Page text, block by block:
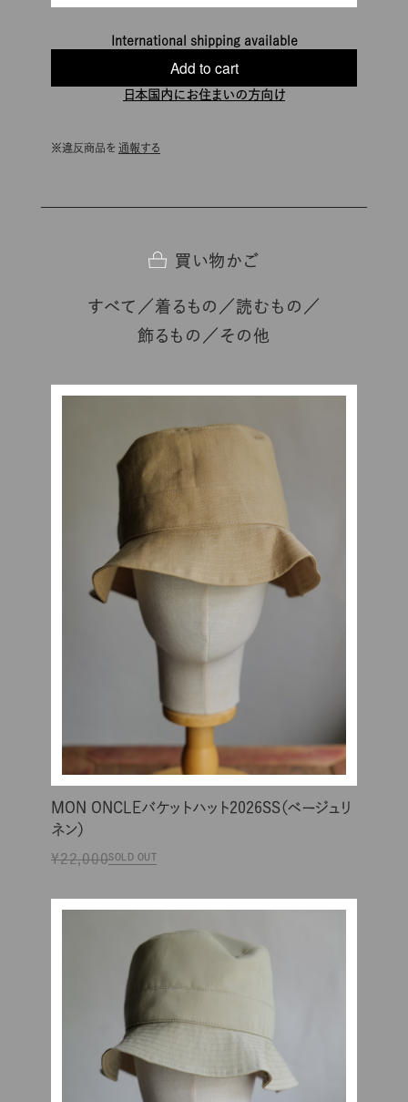
International shipping available
Add to cart
日本国内にお住まいの方向け
通報する
すべて 着るもの
読むもの
飾るもの
その他
買い物かご
MON ONCLEバケットハット2026SS（ベージュリ
ネン）
¥22,000SOLD OUT